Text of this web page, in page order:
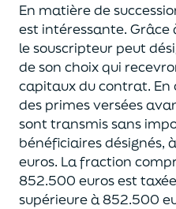
En matière de
est intéressante. Grâce
le souscripteur peut
de son choix qui
capitaux du contrat. En
des primes versées
sont transmis sans
bénéficiaires désignés,
euros. La fraction
852.500 eurosest
supérieure à 852.500